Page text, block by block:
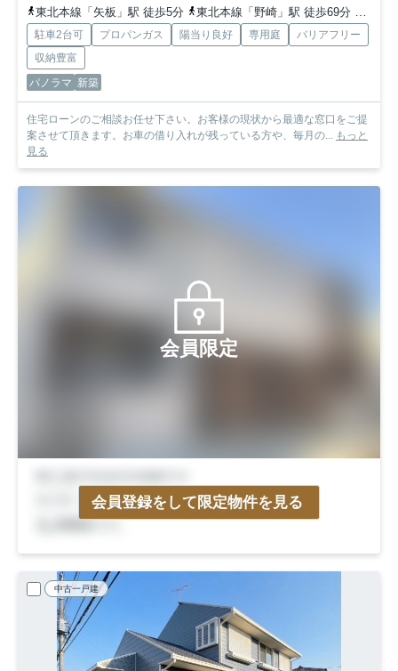
東北本線「矢板」駅 徒歩5分
東北本線「野崎」駅 徒歩69分
駐車2台可 プロパンガス 陽当り良好 専用庭
バリアフリー
収納豊富
パノラマ 新築
住宅ローンのご相談お任せ下さい。お客様の現状から最適な窓口をご提
案させて頂きます。お車の借り入れが残っている方や、毎月の... もっと
見る
会員限定
会員登録をして限定物件を見る
中古一戸建